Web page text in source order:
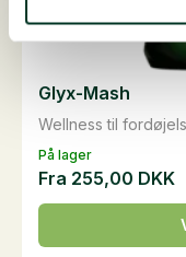
På lager
Wellness til
Glyx-Mash
Fra 255,00 DKK
Dette
vare